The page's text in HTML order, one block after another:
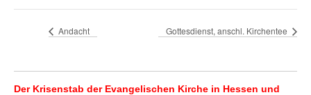
Andacht Gottesdienst, anschl. Kirchentee
Der Krisenstab der Evangelischen Kirche in Hessen und